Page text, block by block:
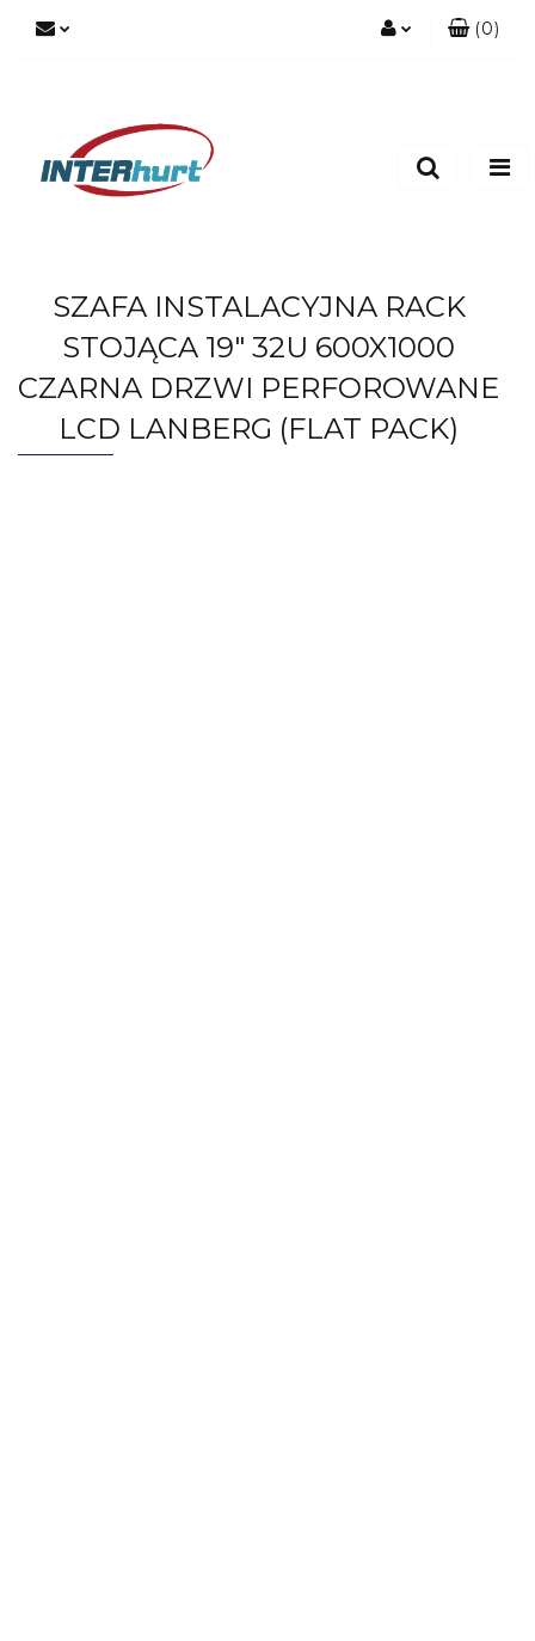
(0)
SZAFA INSTALACYJNA RACK
STOJĄCA 19" 32U 600X1000
CZARNA DRZWI PERFOROWANE
LCD LANBERG (FLAT PACK)